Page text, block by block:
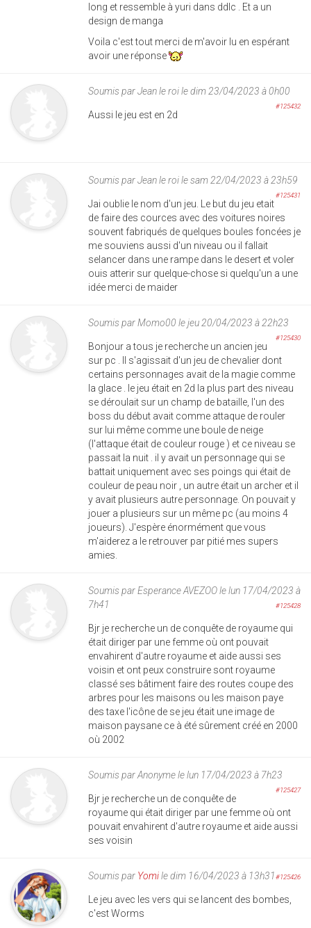
long et ressemble à yuri dans ddlc . Et a un
design de manga
Voila c'est tout merci de m'avoir lu en espérant
avoir une réponse
Soumis parJean le roile dim 23/04/2023 à 0h00
#125432
Aussi le jeu est en 2d
Soumis parJean le roile sam 22/04/2023 à 23h59
#125431
Jai oublie le nom d'un jeu. Le but du jeu etait
de faire des cources avec des voitures noires
souvent fabriqués de quelques boules foncées je
me souviens aussi d'un niveau ou il fallait
selancer dans une rampe dans le desert et voler
ouis atterir sur quelque-chose si quelqu'un a une
idée merci de maider
Soumis parMomo00 le jeu 20/04/2023 à 22h23
#125430
Bonjour a tous je recherche un ancien jeu
sur pc . Il s'agissait d'un jeu de chevalier dont
certains personnages avait de la magie comme
la glace . le jeu était en 2d la plus part des niveau
se déroulait sur un champ de bataille, l'un des
boss du début avait comme attaque de rouler
sur lui même comme une boule de neige
(l'attaque était de couleur rouge ) et ce niveau se
passait la nuit . il y avait un personnage qui se
battait uniquement avec ses poings qui était de
couleur de peau noir , un autre était un archer et il
y avait plusieurs autre personnage. On pouvait y
jouer a plusieurs sur un même pc (au moins 4
joueurs). J'espère énormément que vous
m'aiderez a le retrouver par pitié mes supers
amies.
Soumis parEsperance AVEZOOle lun 17/04/2023 à
7h41
#125428
Bjr je recherche un de conquête de royaume qui
était diriger par une femme où ont pouvait
envahirent d'autre royaume et aide aussi ses
voisin et ont peux construire sont royaume
classé ses bâtiment faire des routes coupe des
arbres pour les maisons ou les maison paye
des taxe l'icône de se jeu était une image de
maison paysane ce à été sûrement créé en 2000
où 2002
Soumis parAnonymele lun 17/04/2023 à 7h23
#125427
Bjr je recherche un de conquête de
royaume qui était diriger par une femme où ont
pouvait envahirent d'autre royaume et aide aussi
ses voisin
Soumis par Yomile dim 16/04/2023 à 13h31#125426
Le jeu avec les vers qui se lancent des bombes,
c'est Worms